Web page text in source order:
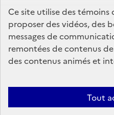
Plan du site Mentions légales
Partagez votre expérience
Accessibilité : partiellement
Ce site utilise des
proposer des vidéos, des
messages de
remontées de contenus
des contenus animés et
Tout